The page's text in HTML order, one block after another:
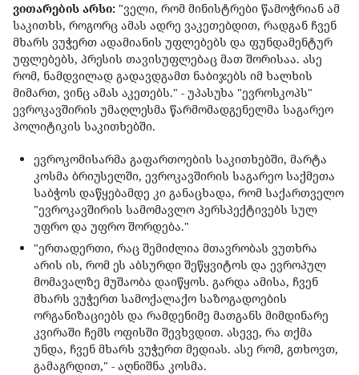
ვითარების არსი: "ველი, რომ მინისტრები წამოჭრიან ამ
საკითხს, როგორც ამას ადრე ვაკეთებდით, რადგან ჩვენ
მხარს ვუჭერთ ადამიანის უფლებებს და ფუნდამენტურ
უფლებებს, პრესის თავისუფლებაც მათ შორისაა. ასე
რომ, ნამდვილად გადავდგამთ ნაბიჯებს იმ ხალხის
მიმართ, ვინც ამას აკეთებს." - უპასუხა "ევროსკოპს"
ევროკავშირის უმაღლესმა წარმომადგენელმა საგარეო
პოლიტიკის საკითხებში.
ევროკომისარმა გაფართოების საკითხებში, მარტა
კოსმა ბრიუსელში, ევროკავშირის საგარეო საქმეთა
საბჭოს დაწყებამდე კი განაცხადა, რომ საქართველო
"ევროკავშირის სამომავლო პერსპექტივებს სულ
უფრო და უფრო შორდება."
"ერთადერთი, რაც შემიძლია მთავრობას ვუთხრა
არის ის, რომ ეს აბსურდი შეწყვიტოს და ევროპულ
მომავალზე მუშაობა დაიწყოს. გარდა ამისა, ჩვენ
მხარს ვუჭერთ სამოქალაქო საზოგადოების
ორგანიზაციებს და რამდენიმე მათგანს მიმდინარე
კვირაში ჩემს ოფისში შევხვდით. ასევე, რა თქმა
უნდა, ჩვენ მხარს ვუჭერთ მედიას. ასე რომ, გთხოვთ,
გამაგრდით," - აღნიშნა კოსმა.